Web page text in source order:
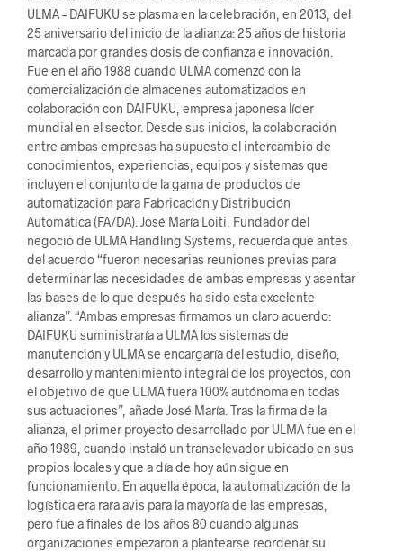
ULMA – DAIFUKU se plasma en la celebración, en 2013, del
25 aniversario del inicio de la alianza: 25 años de historia
marcada por grandes dosis de confianza e innovación.
Fue en el año 1988 cuando ULMA comenzó con la
comercialización de almacenes automatizados en
colaboración con DAIFUKU, empresa japonesa líder
mundial en el sector. Desde sus inicios, la colaboración
entre ambas empresas ha supuesto el intercambio de
conocimientos, experiencias, equipos y sistemas que
incluyen el conjunto de la gama de productos de
automatización para Fabricación y Distribución
Automática (FA/DA). José María Loiti, Fundador del
negocio de ULMA Handling Systems, recuerda que antes
del acuerdo “fueron necesarias reuniones previas para
determinar las necesidades de ambas empresas y asentar
las bases de lo que después ha sido esta excelente
alianza”. “Ambas empresas firmamos un claro acuerdo:
DAIFUKU suministraría a ULMA los sistemas de
manutención y ULMA se encargaría del estudio, diseño,
desarrollo y mantenimiento integral de los proyectos, con
el objetivo de que ULMA fuera 100% autónoma en todas
sus actuaciones”, añade José María. Tras la firma de la
alianza, el primer proyecto desarrollado por ULMA fue en el
año 1989, cuando instaló un transelevador ubicado en sus
propios locales y que a día de hoy aún sigue en
funcionamiento. En aquella época, la automatización de la
logística era rara avis para la mayoría de las empresas,
pero fue a finales de los años 80 cuando algunas
organizaciones empezaron a plantearse reordenar su